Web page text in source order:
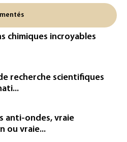
record absolu de
jour d'affilée
de s'excuser après
de Modi
diversification pour
à la peine
sursis et
pour deux
chimiques incroyables
recherche scientifiques
anti-ondes, vraie
ou vraie...